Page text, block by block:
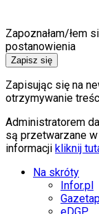
Zapoznałam/łem
postanowienia
Zapisz się
Zapisując się na
otrzymywanie
Administratorem
są przetwarzane
informacji kliknij
Na skróty
Infor.pl
eDGP